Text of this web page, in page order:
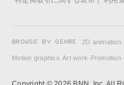
BROWSE BY GENRE 2D animation·
Motion graphics·Art work· Promotion·